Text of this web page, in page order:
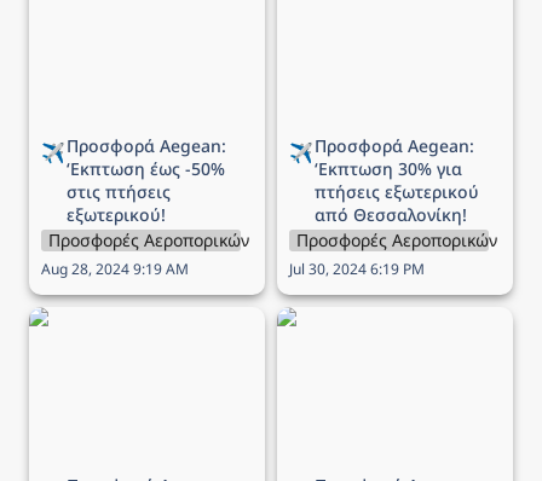
✈️Προσφορά Aegean:
‘Εκπτωση έως -50%
στις πτήσεις
εξωτερικού!
Προσφορές Αεροπορικών Εταιρειών
Aug 28, 2024 9:19 AM
✈️Προσφορά Aegean:
‘Εκπτωση 30% για
πτήσεις εξωτερικού
από Θεσσαλονίκη!
Προσφορές Αεροπορικών
Jul 30, 2024 6:19 PM
Προσφορά Aegean:
Προσφορά Aegean: Έως